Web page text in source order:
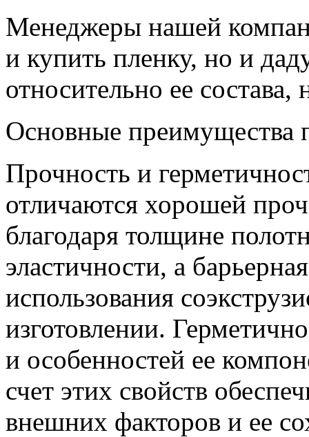
Менеджеры нашей
и купить пленку, но и
относительно ее состава,
Основные преимущества
Прочность и
отличаются хорошей
благодаря толщине
эластичности, а
использования
изготовлении.
и особенностей ее
счет этих свойств
внешних факторов и ее